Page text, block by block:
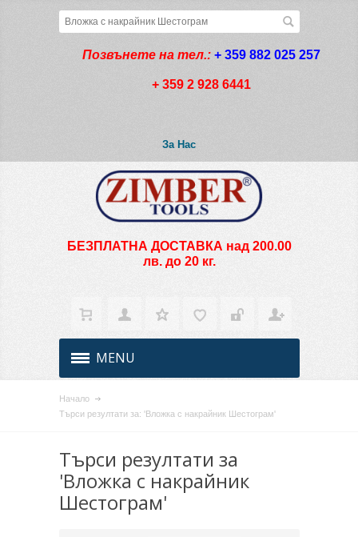
Позвънете на тел.: + 359 882 025 257
+ 359 2 928 6441
За Нас
БЕЗПЛАТНА ДОСТАВКА над 200.00
лв. до 20 кг.
MENU
Начало
Търси резултати за: 'Вложка с накрайник Шестограм'
Търси резултати за
'Вложка с накрайник
Шестограм'